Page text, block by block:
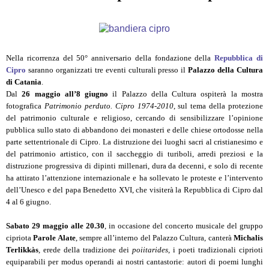
Nella ricorrenza del 50° anniversario della fondazione dellaRepubblica di
Cipro saranno organizzati tre eventi culturali presso ilPalazzo della Cultura
di Catania
Dal26 maggio all’8 giugno il Palazzo della Cultura ospiterà la mostra
fotografica Patrimonio perduto. Cipro 1974-2010, sul tema della protezione
del patrimonio culturale e religioso, cercando di sensibilizzare l’opinione
pubblica sullo stato di abbandono dei monasteri e delle chiese ortodosse nella
parte settentrionale di Cipro. La distruzione dei luoghi sacri al cristianesimo e
del patrimonio artistico, con il saccheggio di turiboli, arredi preziosi e la
distruzione progressiva di dipinti millenari, dura da decenni, e solo di recente
ha attirato l’attenzione internazionale e ha sollevato le proteste e l’intervento
dell’Unesco e del papa Benedetto XVI, che visiterà la Repubblica di Cipro dal
4 al 6 giugno.
Sabato 29 maggio alle 20.30 , in occasione del concerto musicale del gruppo
cipriotaParole Alate, sempre all’interno del Palazzo Cultura, canteràMichalis
Terlikkàs , erede della tradizione dei poiitarides , i poeti tradizionali ciprioti
equiparabili per modus operandi ai nostri cantastorie: autori di poemi lunghi